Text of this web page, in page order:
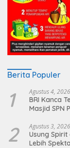
Berita Populer
1 Agustus 4, 2026
BRI Kanca
Masjid SPN
2 Agustus 3, 2026
Usung
Lebih